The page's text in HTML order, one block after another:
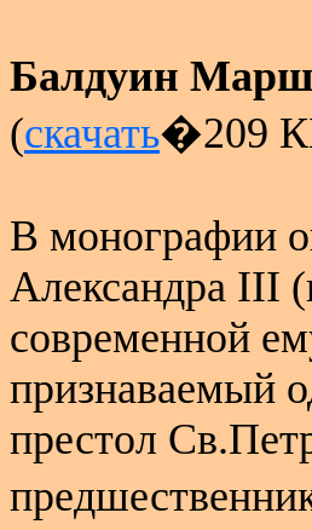
Балдуин
(скачать�209
В монографии
Александра III
современной
признаваемый
престол